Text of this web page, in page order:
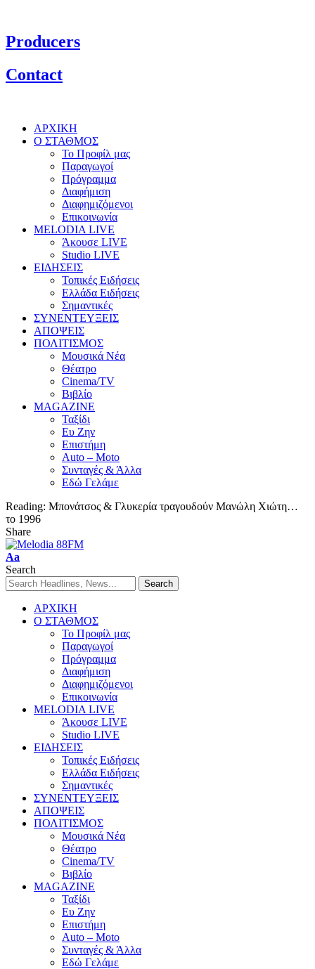
Producers
Contact
ΑΡΧΙΚΗ
Ο ΣΤΑΘΜΟΣ
Το Προφίλ μας
Παραγωγοί
Πρόγραμμα
Διαφήμιση
Διαφημιζόμενοι
Επικοινωνία
MELODIA LIVE
Άκουσε LIVE
Studio LIVE
ΕΙΔΗΣΕΙΣ
Τοπικές Ειδήσεις
Ελλάδα Ειδήσεις
Σημαντικές
ΣΥΝΕΝΤΕΥΞΕΙΣ
ΑΠΟΨΕΙΣ
ΠΟΛΙΤΙΣΜΟΣ
Μουσικά Νέα
Θέατρο
Cinema/TV
Βιβλίο
MAGAZINE
Ταξίδι
Ευ Ζην
Επιστήμη
Auto – Moto
Συνταγές & Άλλα
Εδώ Γελάμε
Reading: Μπονάτσος & Γλυκερία τραγουδούν Μανώλη Χιώτη…
το 1996
Share
Aa
Search
ΑΡΧΙΚΗ
Ο ΣΤΑΘΜΟΣ
Το Προφίλ μας
Παραγωγοί
Πρόγραμμα
Διαφήμιση
Διαφημιζόμενοι
Επικοινωνία
MELODIA LIVE
Άκουσε LIVE
Studio LIVE
ΕΙΔΗΣΕΙΣ
Τοπικές Ειδήσεις
Ελλάδα Ειδήσεις
Σημαντικές
ΣΥΝΕΝΤΕΥΞΕΙΣ
ΑΠΟΨΕΙΣ
ΠΟΛΙΤΙΣΜΟΣ
Μουσικά Νέα
Θέατρο
Cinema/TV
Βιβλίο
MAGAZINE
Ταξίδι
Ευ Ζην
Επιστήμη
Auto – Moto
Συνταγές & Άλλα
Εδώ Γελάμε